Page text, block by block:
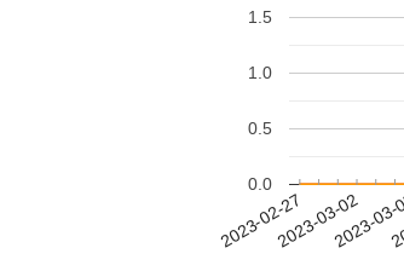
2023-02-272023-03-02
2023-
0.0
0.5
1.0
1.5